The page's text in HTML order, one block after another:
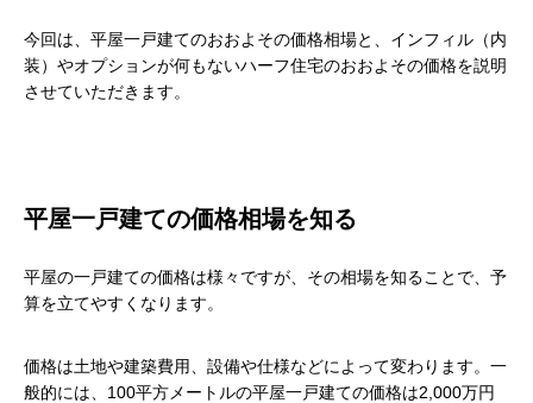
今回は、平屋一戸建てのおおよその価格相場と、インフィル（内
装）やオプションが何もないハーフ住宅のおおよその価格を説明
させていただきます。
平屋一戸建ての価格相場を知る
平屋の一戸建ての価格は様々ですが、その相場を知ることで、予
算を立てやすくなります。
価格は土地や建築費用、設備や仕様などによって変わります。一
般的には、100平方メートルの平屋一戸建ての価格は2,000万円